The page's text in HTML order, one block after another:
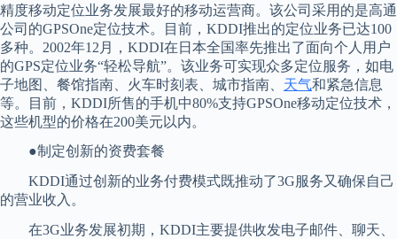
精度移动定位业务发展最好的移动运营商。该公司采用的是高通
公司的GPSOne定位技术。目前，KDDI推出的定位业务已达100
多种。2002年12月，KDDI在日本全国率先推出了面向个人用户
的GPS定位业务“轻松导航”。该业务可实现众多定位服务，如电
子地图、餐馆指南、火车时刻表、城市指南、 天气和紧急信息
等。目前，KDDI所售的手机中80%支持GPSOne移动定位技术，
这些机型的价格在200美元以内。
●制定创新的资费套餐
KDDI通过创新的业务付费模式既推动了3G服务又确保自己
的营业收入。
在3G业务发展初期，KDDI主要提供收发电子邮件、聊天、